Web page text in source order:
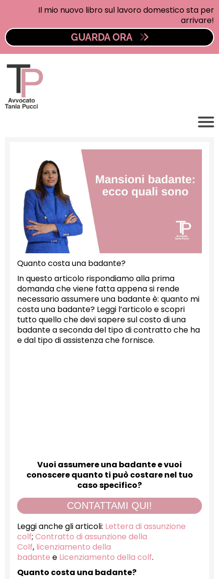
Il mio nuovo libro sul lavoro domestico sta per
arrivare!
GUARDA ORA
Quanto costa una badante?
In questo articolo rispondiamo alla prima
domanda che viene fatta appena si rende
necessario assumere una badante è: quanto mi
costa una badante? Leggi l’articolo e scopri
tutto quello che devi sapere sul costo di una
badante a seconda del tipo di contratto che ha
e dal tipo di assistenza che fornisce.
Vuoi assumere una badante e vuoi
conoscere quanto ti può costare nel tuo
caso specifico?
CONTATTAMI QUI!
Leggi anche gli articoli: Lettera di assunzione
colf; Contratto di assunzione della
Colf, licenziamento della
badante e Licenziamento della colf.
Quanto costa una badante?